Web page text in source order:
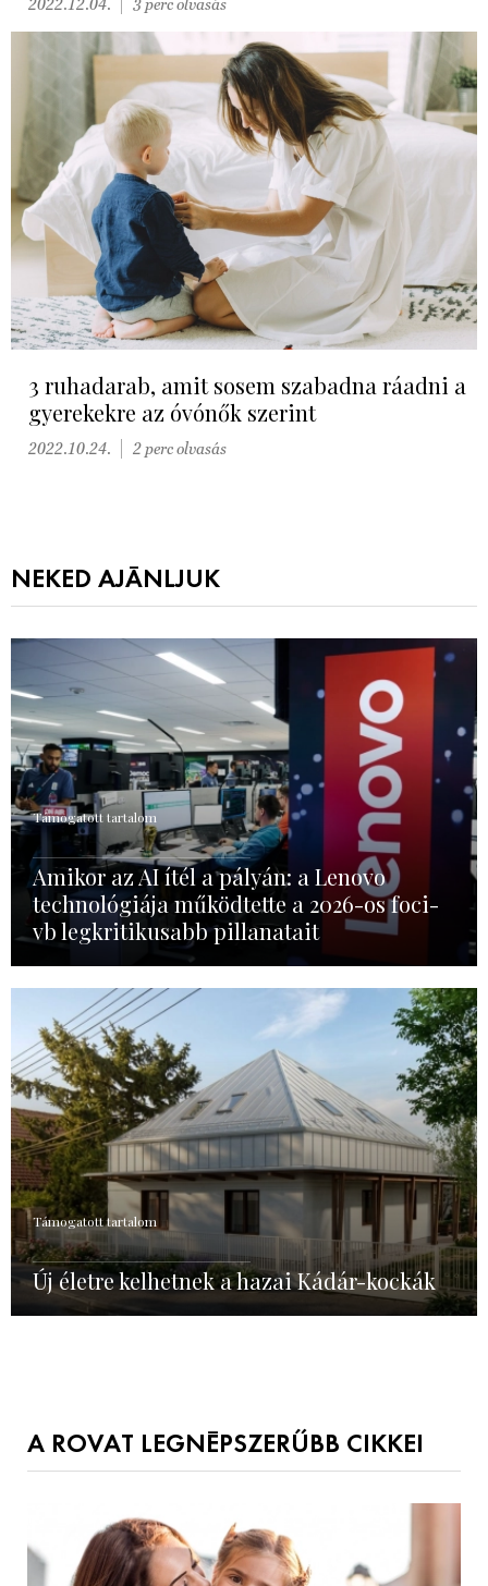
3 ruhadarab, amit sosem szabadna ráadni a
gyerekekre az óvónők szerint
2022.10.24. 2 perc olvasás
NEKED AJÁNLJUK
Támogatott tartalom
Amikor az AI ítél a pályán: a Lenovo
technológiája működtette a 2026-os foci-
vb legkritikusabb pillanatait
Támogatott tartalom
Új életre kelhetnek a hazai Kádár-kockák
A ROVAT LEGNÉPSZERŰBB CIKKEI